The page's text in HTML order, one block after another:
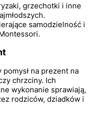
grzechotki i inne
samodzielność i
na prezent na
chrzciny. Ich
wykonanie sprawiają,
rodziców, dziadków i